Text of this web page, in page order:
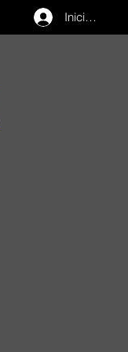
Iniciar sesión